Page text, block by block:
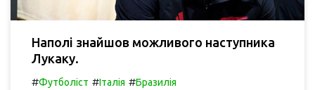
Наполі знайшов можливого наступника
Лукаку.
#Футболіст #Італія #Бразилія